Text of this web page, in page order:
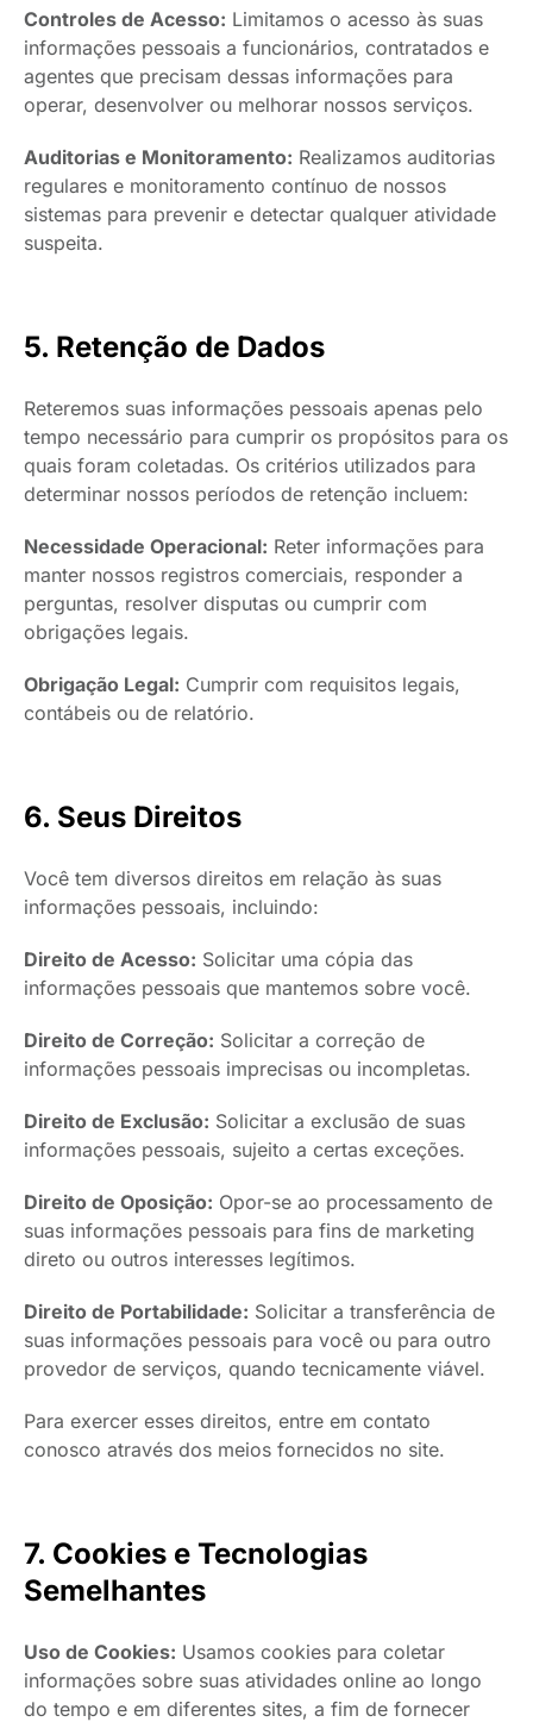
Controles de Acesso: Limitamos o acesso às suas
informações pessoais a funcionários, contratados e
agentes que precisam dessas informações para
operar, desenvolver ou melhorar nossos serviços.
Auditorias e Monitoramento: Realizamos auditorias
regulares e monitoramento contínuo de nossos
sistemas para prevenir e detectar qualquer atividade
suspeita.
5. Retenção de Dados
Reteremos suas informações pessoais apenas pelo
tempo necessário para cumprir os propósitos para os
quais foram coletadas. Os critérios utilizados para
determinar nossos períodos de retenção incluem:
Necessidade Operacional: Reter informações para
manter nossos registros comerciais, responder a
perguntas, resolver disputas ou cumprir com
obrigações legais.
Obrigação Legal: Cumprir com requisitos legais,
contábeis ou de relatório.
6. Seus Direitos
Você tem diversos direitos em relação às suas
informações pessoais, incluindo:
Direito de Acesso: Solicitar uma cópia das
informações pessoais que mantemos sobre você.
Direito de Correção: Solicitar a correção de
informações pessoais imprecisas ou incompletas.
Direito de Exclusão: Solicitar a exclusão de suas
informações pessoais, sujeito a certas exceções.
Direito de Oposição: Opor-se ao processamento de
suas informações pessoais para fins de marketing
direto ou outros interesses legítimos.
Direito de Portabilidade: Solicitar a transferência de
suas informações pessoais para você ou para outro
provedor de serviços, quando tecnicamente viável.
Para exercer esses direitos, entre em contato
conosco através dos meios fornecidos no site.
7. Cookies e Tecnologias
Semelhantes
Uso de Cookies: Usamos cookies para coletar
informações sobre suas atividades online ao longo
do tempo e em diferentes sites, a fim de fornecer